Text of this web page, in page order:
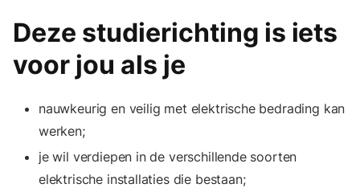
Deze studierichting is iets
voor jou als je
nauwkeurig en veilig met elektrische bedrading kan
werken;
je wil verdiepen in de verschillende soorten
elektrische installaties die bestaan;